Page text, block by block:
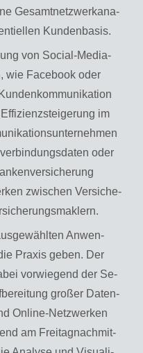
Ge­samt­netz­werkana­
Kun­den­ba­sis.
von So­ci­al-Me­dia-
wie Face­book oder
im
oder
zwi­schen Ver­si­che­
An­wen­
Pra­xis geben. Der
vor­wie­gend der Se­
gro­ßer Da­ten­
On­line-Netz­wer­ken
am Frei­tag­nach­mit­